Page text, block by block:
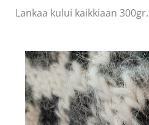
Lankaa kului kaikkiaan 300gr.